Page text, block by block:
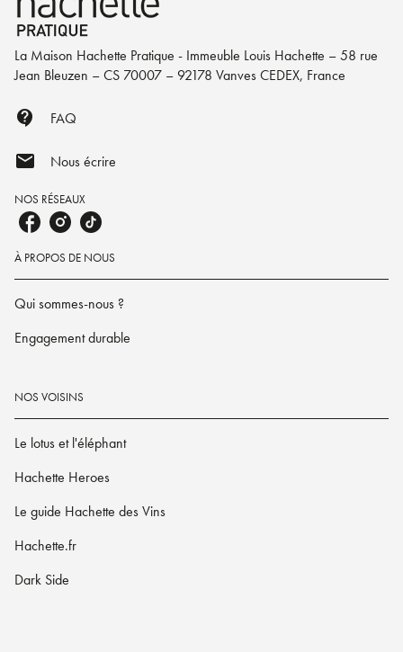
La Maison Hachette Pratique - Immeuble Louis Hachette – 58 rue
Jean Bleuzen – CS 70007 – 92178 Vanves CEDEX, France
contact_support FAQ
mail Nous écrire
NOS RÉSEAUX
À PROPOS DE NOUS
Qui sommes-nous ?
Engagement durable
NOS VOISINS
Le lotus et l'éléphant
Hachette Heroes
Le guide Hachette des Vins
Hachette.fr
Dark Side